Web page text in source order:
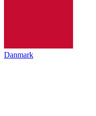
Danmark